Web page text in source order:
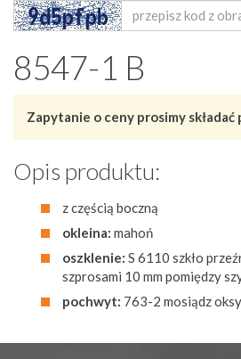
8547-1 B
Zapytanie o ceny prosimy
Opis produktu:
z częścią boczną
okleina: mahoń
oszklenie: S 6110 szkło
szprosami 10 mm pomiędzy
pochwyt: 763-2 mosiądz